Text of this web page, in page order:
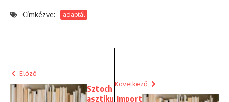
Címkézve: adaptál
Előző
Sztoch
asztiku
Következő
Import